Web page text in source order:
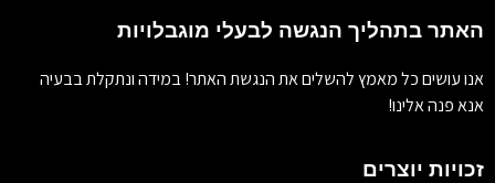
האתר בתהליך הנגשה לבעלי מוגבלויות
אנו עושים כל מאמץ להשלים את הנגשת האתר! במידה ונתקלת בבעיה
אנא פנה אלינו!
זכויות יוצרים